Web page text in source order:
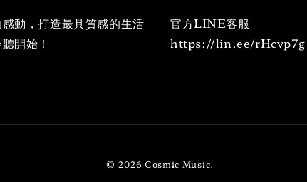
動，打造最具質感的生活
開始！
官方LINE客服
https://lin.ee/rHcvp7g
© 2026 Cosmic Music.